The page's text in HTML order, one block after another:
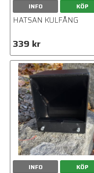
INFO KÖP
HATSAN KULFÅNG
339 kr
INFO KÖP